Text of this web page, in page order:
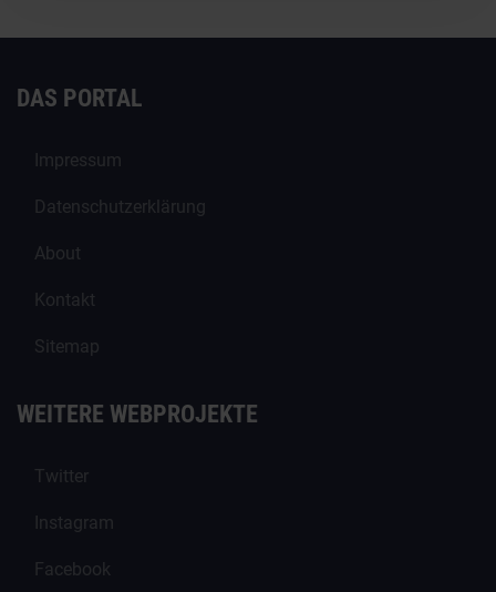
DAS PORTAL
Impressum
Datenschutzerklärung
About
Kontakt
Sitemap
WEITERE WEBPROJEKTE
Twitter
Instagram
Facebook